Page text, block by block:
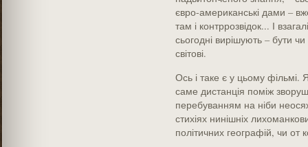
євро-американські дами –
там і контррозвідок... І
сьогодні вирішують – бути
світові.
Ось і таке є у цьому фільмі.
саме дистанція поміж
перебуванням на ніби
стихіях нинішніх
політичних географій, чи от